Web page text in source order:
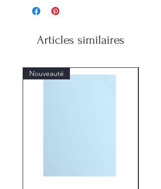
Articles similaires
Nouveauté